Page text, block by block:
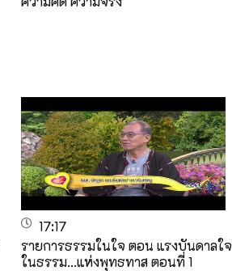
17:17
รายการธรรมในใจ ตอน แรงบันดาลใจ
ในธรรม...แห่งพุทธทาส ตอนที่ 1